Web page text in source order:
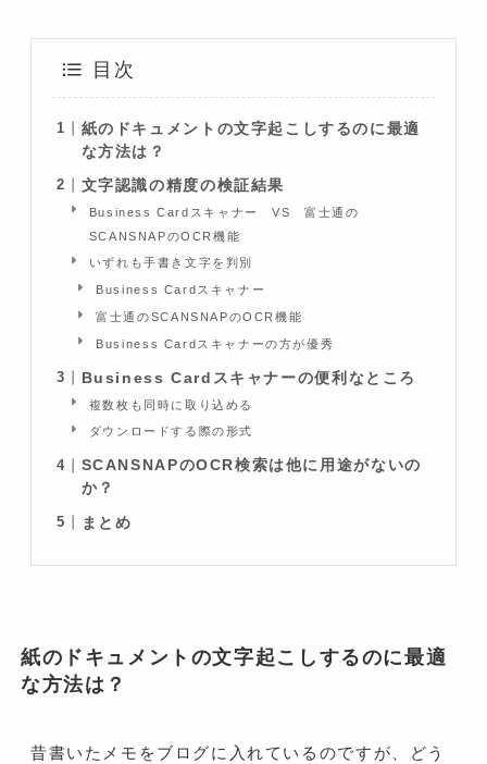
目次
紙のドキュメントの文字起こしするのに最適
な方法は？
文字認識の精度の検証結果
Business Cardスキャナー VS 富士通の
SCANSNAPのOCR機能
いずれも手書き文字を判別
Business Cardスキャナー
富士通のSCANSNAPのOCR機能
Business Cardスキャナーの方が優秀
Business Cardスキャナーの便利なところ
複数枚も同時に取り込める
ダウンロードする際の形式
SCANSNAPのOCR検索は他に用途がないの
か？
まとめ
紙のドキュメントの文字起こしするのに最適
な方法は？
昔書いたメモをブログに入れているのですが、どう